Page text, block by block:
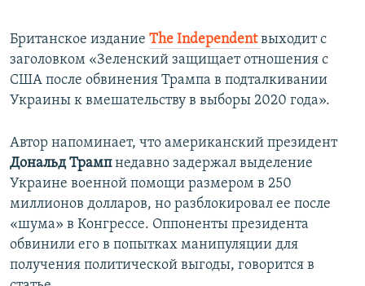
Британское издание The Independentвыходит с
заголовком «Зеленский защищает отношения с
США после обвинения Трампа в подталкивании
Украины к вмешательству в выборы 2020 года».
Автор напоминает, что американский президент
Дональд Трампнедавно задержал выделение
Украине военной помощи размером в 250
миллионов долларов, но разблокировал ее после
«шума» в Конгрессе. Оппоненты президента
обвинили его в попытках манипуляции для
получения политической выгоды, говорится в